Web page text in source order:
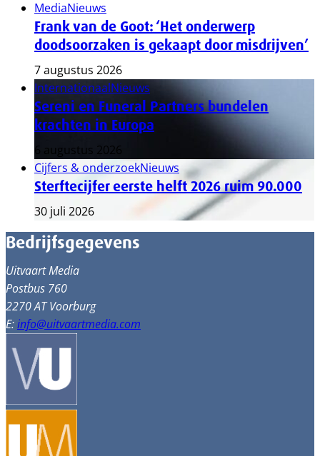
MediaNieuws
Frank van de Goot: ‘Het onderwerp
doodsoorzaken is gekaapt door misdrijven’
7 augustus 2026
InternationaalNieuws
Sereni en Funeral Partners bundelen
krachten in Europa
6 augustus 2026
Cijfers & onderzoekNieuws
Sterftecijfer eerste helft 2026 ruim 90.000
30 juli 2026
Bedrijfsgegevens
Uitvaart Media
Postbus 760
2270 AT Voorburg
E:info@uitvaartmedia.com